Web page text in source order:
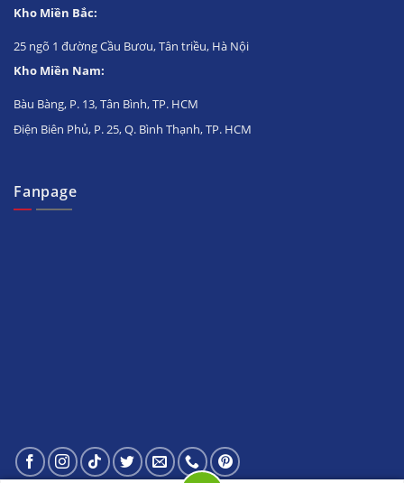
Kho Miền Bắc:
25 ngõ 1 đường Cầu Bươu, Tân triều, Hà Nội
Kho Miền Nam:
Bàu Bàng, P. 13, Tân Bình, TP. HCM
Điện Biên Phủ, P. 25, Q. Bình Thạnh, TP. HCM
Fanpage